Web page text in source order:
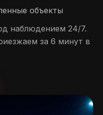
объекты
наблюдением 24/7.
за 6 минут в